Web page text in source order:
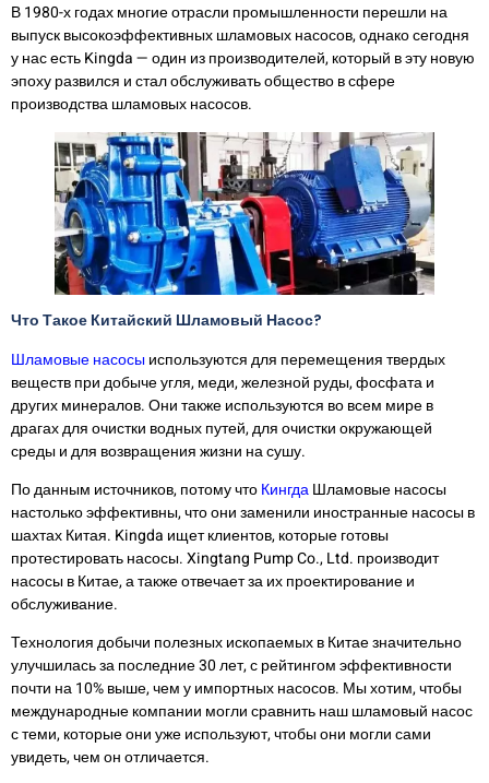
В 1980-х годах многие отрасли промышленности перешли на
выпуск высокоэффективных шламовых насосов, однако сегодня
у нас есть Kingda — один из производителей, который в эту новую
эпоху развился и стал обслуживать общество в сфере
производства шламовых насосов.
Что Такое Китайский Шламовый Насос?
Шламовые насосыиспользуются для перемещения твердых
веществ при добыче угля, меди, железной руды, фосфата и
других минералов. Они также используются во всем мире в
драгах для очистки водных путей, для очистки окружающей
среды и для возвращения жизни на сушу.
По данным источников, потому чтоКингдаШламовые насосы
настолько эффективны, что они заменили иностранные насосы в
шахтах Китая. Kingda ищет клиентов, которые готовы
протестировать насосы. Xingtang Pump Co., Ltd. производит
насосы в Китае, а также отвечает за их проектирование и
обслуживание.
Технология добычи полезных ископаемых в Китае значительно
улучшилась за последние 30 лет, с рейтингом эффективности
почти на 10% выше, чем у импортных насосов. Мы хотим, чтобы
международные компании могли сравнить наш шламовый насос
с теми, которые они уже используют, чтобы они могли сами
увидеть, чем он отличается.